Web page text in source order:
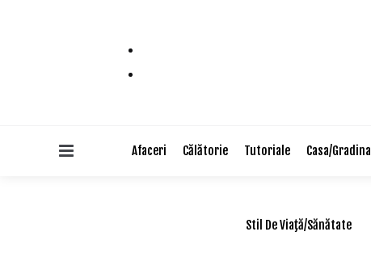
Afaceri Călătorie Tutoriale Casa/Gradina
Categories
Stil De Viaţă/Sănătate